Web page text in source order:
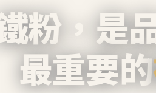
粉，是
最重要的